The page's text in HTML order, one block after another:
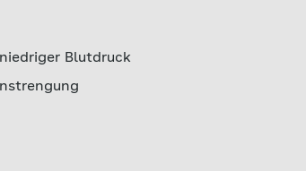
Blutdruck